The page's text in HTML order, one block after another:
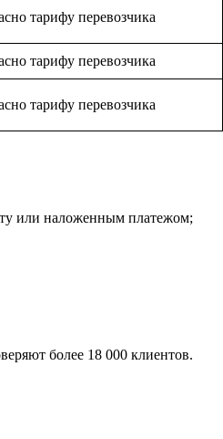
тарифу перевозчика
тарифу перевозчика
тарифу перевозчика
или наложенным платежом;
более 18 000 клиентов.